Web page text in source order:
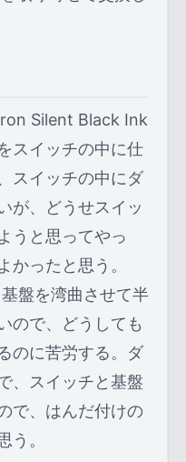
Silent Black Ink
スイッチの中に仕
スイッチの中にダ
が、どうせスイッ
うと思ってやっ
かったと思う。
盤を湾曲させて半
ので、どうしても
のに苦労する。ダ
、スイッチと基盤
で、はんだ付けの
う。